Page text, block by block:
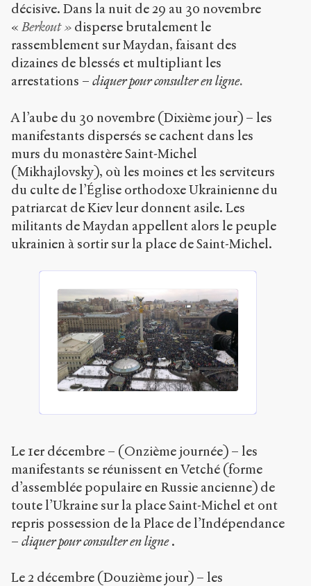
décisive. Dans la nuit de 29 au 30 novembre
« Berkout » disperse brutalement le
rassemblement sur Maydan, faisant des
dizaines de blessés et multipliant les
arrestations – cliquer pour consulter en ligne.
A l’aube du 30 novembre (Dixième jour) – les
manifestants dispersés se cachent dans les
murs du monastère Saint-Michel
(Mikhajlovsky), où les moines et les serviteurs
du culte de l’Église orthodoxe Ukrainienne du
patriarcat de Kiev leur donnent asile. Les
militants de Maydan appellent alors le peuple
ukrainien à sortir sur la place de Saint-Michel.
Le 1er décembre – (Onzième journée) – les
manifestants se réunissent en Vetché (forme
d’assemblée populaire en Russie ancienne) de
toute l’Ukraine sur la place Saint-Michel et ont
repris possession de la Place de l’Indépendance
– cliquer pour consulter en ligne .
Le 2 décembre (Douzième jour) – les